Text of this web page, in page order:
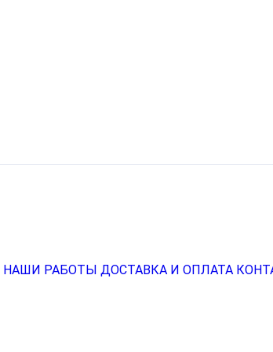
НАШИ РАБОТЫ ДОСТАВКА И ОПЛАТА